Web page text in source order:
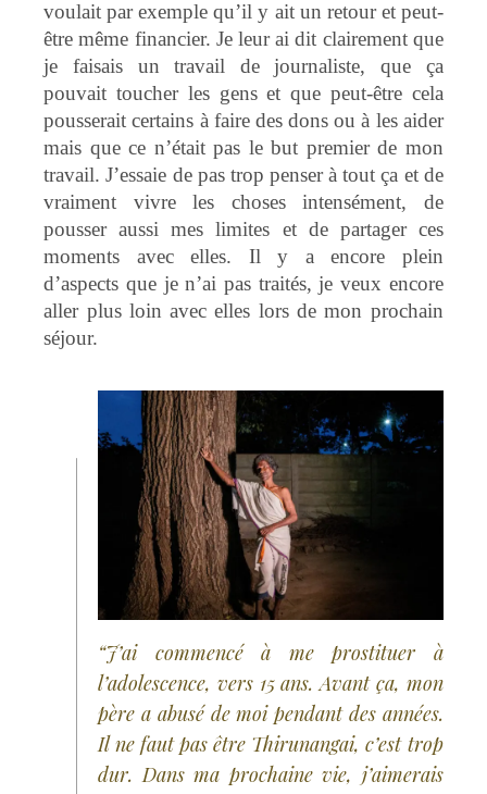
voulait par exemple qu’il y ait un retour et peut-
être même financier. Je leur ai dit clairement que
je faisais un travail de journaliste, que ça
pouvait toucher les gens et que peut-être cela
pousserait certains à faire des dons ou à les aider
mais que ce n’était pas le but premier de mon
travail. J’essaie de pas trop penser à tout ça et de
vraiment vivre les choses intensément, de
pousser aussi mes limites et de partager ces
moments avec elles. Il y a encore plein
d’aspects que je n’ai pas traités, je veux encore
aller plus loin avec elles lors de mon prochain
séjour.
“J’ai commencé à me prostituer à
l’adolescence, vers 15 ans. Avant ça, mon
père a abusé de moi pendant des années.
Il ne faut pas être Thirunangai, c’est trop
dur. Dans ma prochaine vie, j’aimerais